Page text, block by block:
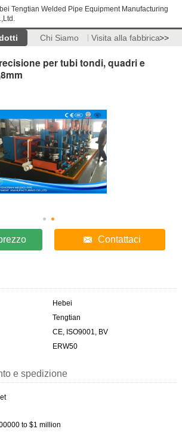
Tengtian Welded Pipe Equipment Manufacturing
Chi Siamo Visita alla fabbrica>>
per tubi tondi, quadri e
Contattaci
Hebei
Tengtian
CE, ISO9001, BV
ERW50
e spedizione
to $1 million